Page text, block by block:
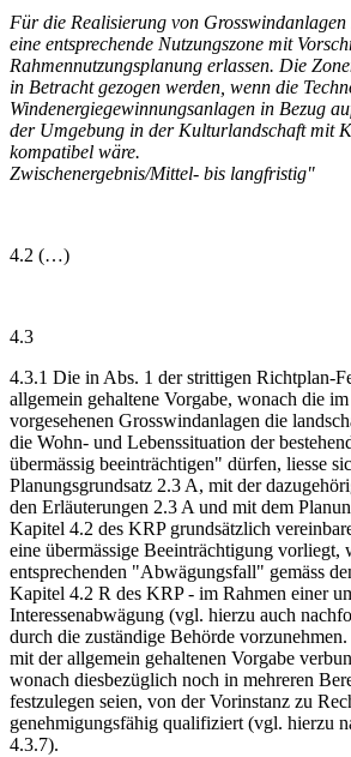
Für die Realisierung von Grosswindanlagen
eine entsprechende Nutzungszone mit
Rahmennutzungsplanung erlassen. Die
in Betracht gezogen werden, wenn die
Windenergiegewinnungsanlagen in Bezug
der Umgebung in der Kulturlandschaft mit
kompatibel wäre.
Zwischenergebnis/Mittel- bis langfristig"
4.2 (…)
4.3
4.3.1 Die in Abs. 1 der strittigen Richtplan-
allgemein gehaltene Vorgabe, wonach die
vorgesehenen Grosswindanlagen die
die Wohn- und Lebenssituation der
übermässig beeinträchtigen" dürfen, liesse
Planungsgrundsatz 2.3 A, mit der
den Erläuterungen 2.3 A und mit dem
Kapitel 4.2 des KRP grundsätzlich
eine übermässige Beeinträchtigung vorliegt,
entsprechenden "Abwägungsfall" gemäss
Kapitel 4.2 R des KRP - im Rahmen einer
Interessenabwägung (vgl. hierzu auch
durch die zuständige Behörde
mit der allgemein gehaltenen Vorgabe
wonach diesbezüglich noch in mehreren
festzulegen seien, von der Vorinstanz zu
genehmigungsfähig qualifiziert (vgl. hierzu
4.3.7).